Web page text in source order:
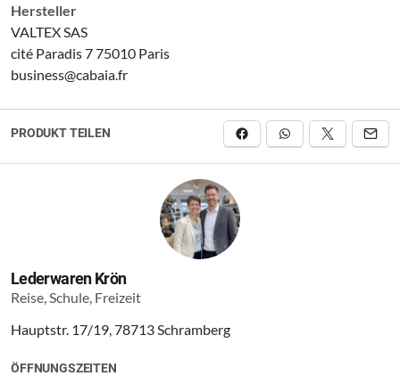
Hersteller
VALTEX SAS
cité Paradis 7 75010 Paris
business@cabaia.fr
PRODUKT TEILEN
Lederwaren Krön
Reise, Schule, Freizeit
Hauptstr. 17/19, 78713 Schramberg
ÖFFNUNGSZEITEN